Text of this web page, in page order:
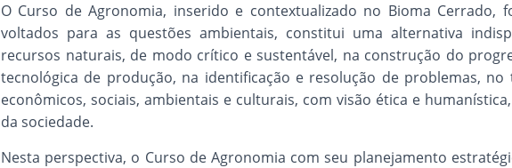
O Curso de Agronomia, inserido e contextualizado no Bioma Cerrado,
voltados para as questões ambientais, constitui uma alternativa
recursos naturais, de modo crítico e sustentável, na construção do
tecnológica de produção, na identificação e resolução de problemas,
econômicos, sociais, ambientais e culturais, com visão ética e
da sociedade.
Nesta perspectiva, o Curso de Agronomia com seu planejamento